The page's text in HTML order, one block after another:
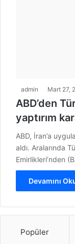
admin Mart 27,
ABD’den
yaptırım
ABD, İran’a
aldı. Aralarında
Emirlikleri’nden
Devamını
Popüler